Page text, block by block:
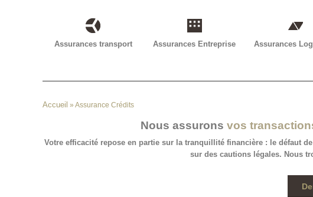
Assurances transport Assurances Entreprise Assurances
Accueil » Assurance Crédits
Nous assurons vos
Votre efficacité repose en partie sur la tranquillité financière : le défaut
sur des cautions légales. Nous